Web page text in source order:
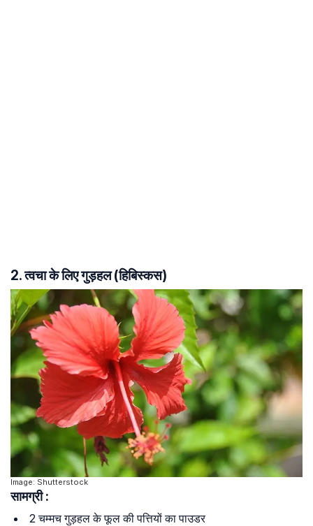
2. त्वचा के लिए गुड़हल (हिबिस्कस)
Image: Shutterstock
सामग्री :
2 चम्मच गुड़हल के फूल की पत्तियों का पाउडर